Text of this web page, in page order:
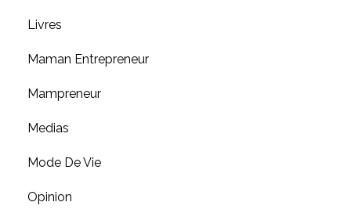
Livres
Maman Entrepreneur
Mampreneur
Medias
Mode De Vie
Opinion